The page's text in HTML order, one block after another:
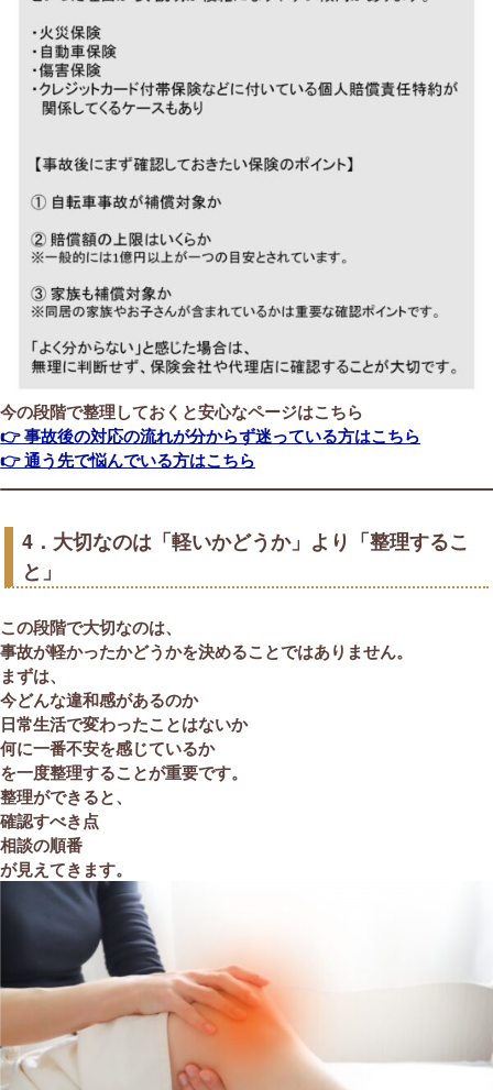
今の段階で整理しておくと安心なページはこちら
👉 事故後の対応の流れが分からず迷っている方はこちら
👉 通う先で悩んでいる方はこちら
4．大切なのは「軽いかどうか」より「整理するこ
と」
この段階で大切なのは、
事故が軽かったかどうかを決めることではありません。
まずは、
今どんな違和感があるのか
日常生活で変わったことはないか
何に一番不安を感じているか
を一度整理することが重要です。
整理ができると、
確認すべき点
相談の順番
が見えてきます。